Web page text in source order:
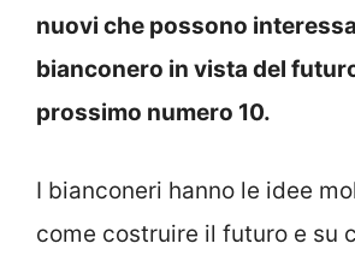
nuovi che possono
bianconero in vista del
prossimo numero 10.
I bianconeri hanno le idee
come costruire il futuro e su